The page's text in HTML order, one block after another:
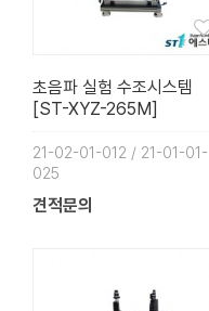
초음파 실험 수조시스템
[ST-XYZ-265M]
21-02-01-012 / 21-01-01-
025
견적문의